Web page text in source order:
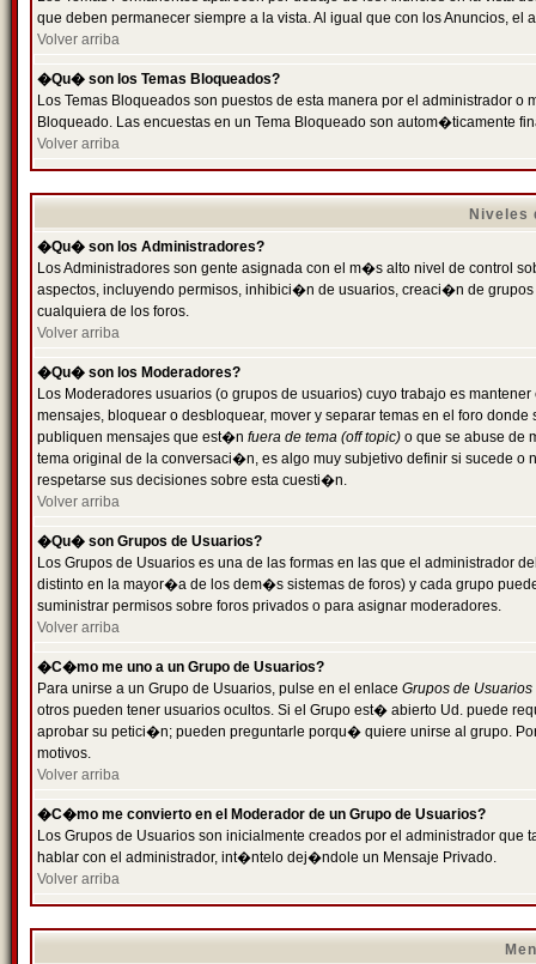
que deben permanecer siempre a la vista. Al igual que con los Anuncios,
Volver arriba
�Qu� son los Temas Bloqueados?
Los Temas Bloqueados son puestos de esta manera por el administrador
Bloqueado. Las encuestas en un Tema Bloqueado son autom�ticamente
Volver arriba
Niveles
�Qu� son los Administradores?
Los Administradores son gente asignada con el m�s alto nivel de control
aspectos, incluyendo permisos, inhibici�n de usuarios, creaci�n de
cualquiera de los foros.
Volver arriba
�Qu� son los Moderadores?
Los Moderadores usuarios (o grupos de usuarios) cuyo trabajo es
mensajes, bloquear o desbloquear, mover y separar temas en el foro
publiquen mensajes que est�n fuera de tema (off topic) o que se abuse de
tema original de la conversaci�n, es algo muy subjetivo definir si sucede
respetarse sus decisiones sobre esta cuesti�n.
Volver arriba
�Qu� son Grupos de Usuarios?
Los Grupos de Usuarios es una de las formas en las que el administrador
distinto en la mayor�a de los dem�s sistemas de foros) y cada grupo
suministrar permisos sobre foros privados o para asignar moderadores.
Volver arriba
�C�mo me uno a un Grupo de Usuarios?
Para unirse a un Grupo de Usuarios, pulse en el enlace Grupos de Usuarios
otros pueden tener usuarios ocultos. Si el Grupo est� abierto Ud. puede
aprobar su petici�n; pueden preguntarle porqu� quiere unirse al grupo.
motivos.
Volver arriba
�C�mo me convierto en el Moderador de un Grupo de Usuarios?
Los Grupos de Usuarios son inicialmente creados por el administrador
hablar con el administrador, int�ntelo dej�ndole un Mensaje Privado.
Volver arriba